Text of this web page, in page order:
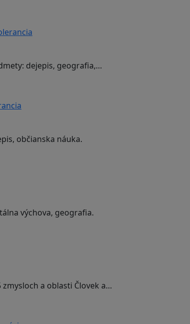
dejepis, geografia,…
občianska náuka.
výchova, geografia.
a oblasti Človek a…